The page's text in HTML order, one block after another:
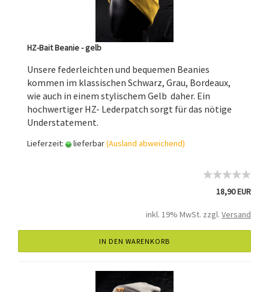
HZ-Bait Beanie - gelb
Unsere federleichten und bequemen Beanies
kommen im klassischen Schwarz, Grau, Bordeaux,
wie auch in einem stylischem Gelb daher. Ein
hochwertiger HZ- Lederpatch sorgt für das nötige
Understatement.
Lieferzeit: lieferbar(Ausland abweichend)
18,90 EUR
inkl. 19% MwSt. zzgl. Versand
IN DEN WARENKORB